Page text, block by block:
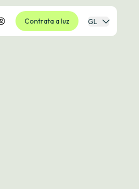
Contrata a luz GL